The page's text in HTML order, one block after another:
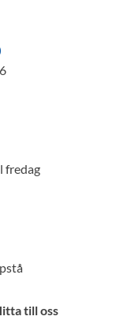
fredag
till oss